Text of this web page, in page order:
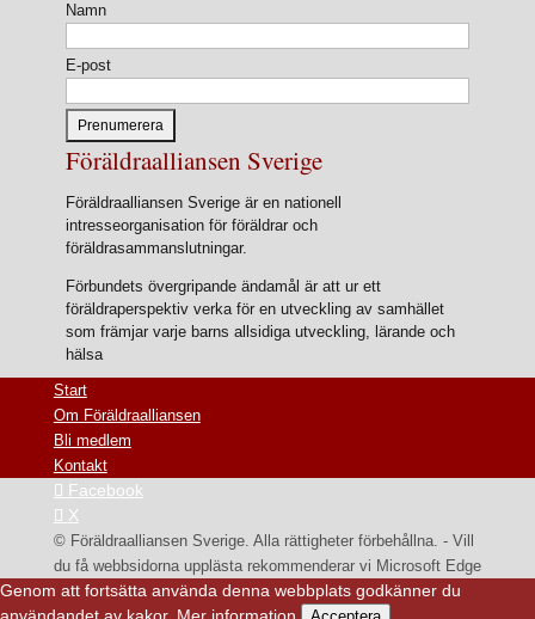
Namn
E-post
Föräldraalliansen Sverige
Föräldraalliansen Sverige är en nationell
intresseorganisation för föräldrar och
föräldrasammanslutningar.
Förbundets övergripande ändamål är att ur ett
föräldraperspektiv verka för en utveckling av samhället
som främjar varje barns allsidiga utveckling, lärande och
hälsa
Start
Om Föräldraalliansen
Bli medlem
Kontakt
Facebook
X
© Föräldraalliansen Sverige. Alla rättigheter förbehållna. - Vill
du få webbsidorna upplästa rekommenderar vi Microsoft Edge
Genom att fortsätta använda denna webbplats godkänner du